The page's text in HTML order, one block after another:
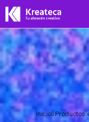
Inicio Productos